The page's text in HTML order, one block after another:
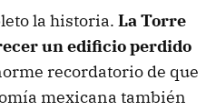
la historia. La Torre
un edificio perdido
recordatorio de que
mexicana también